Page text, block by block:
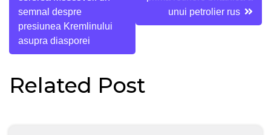
articole
semnal despre
presiunea Kremlinului
asupra diasporei
unui petrolier rus
Related Post